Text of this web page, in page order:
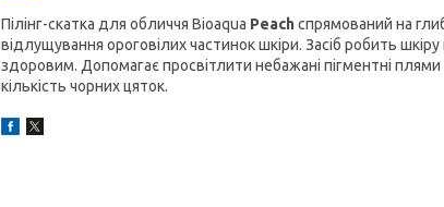
Пілінг-скатка для обличчя Bioaqua Peach спрямований на
відлущування ороговілих частинок шкіри. Засіб робить
здоровим. Допомагає просвітлити небажані пігментні
кількість чорних цяток.